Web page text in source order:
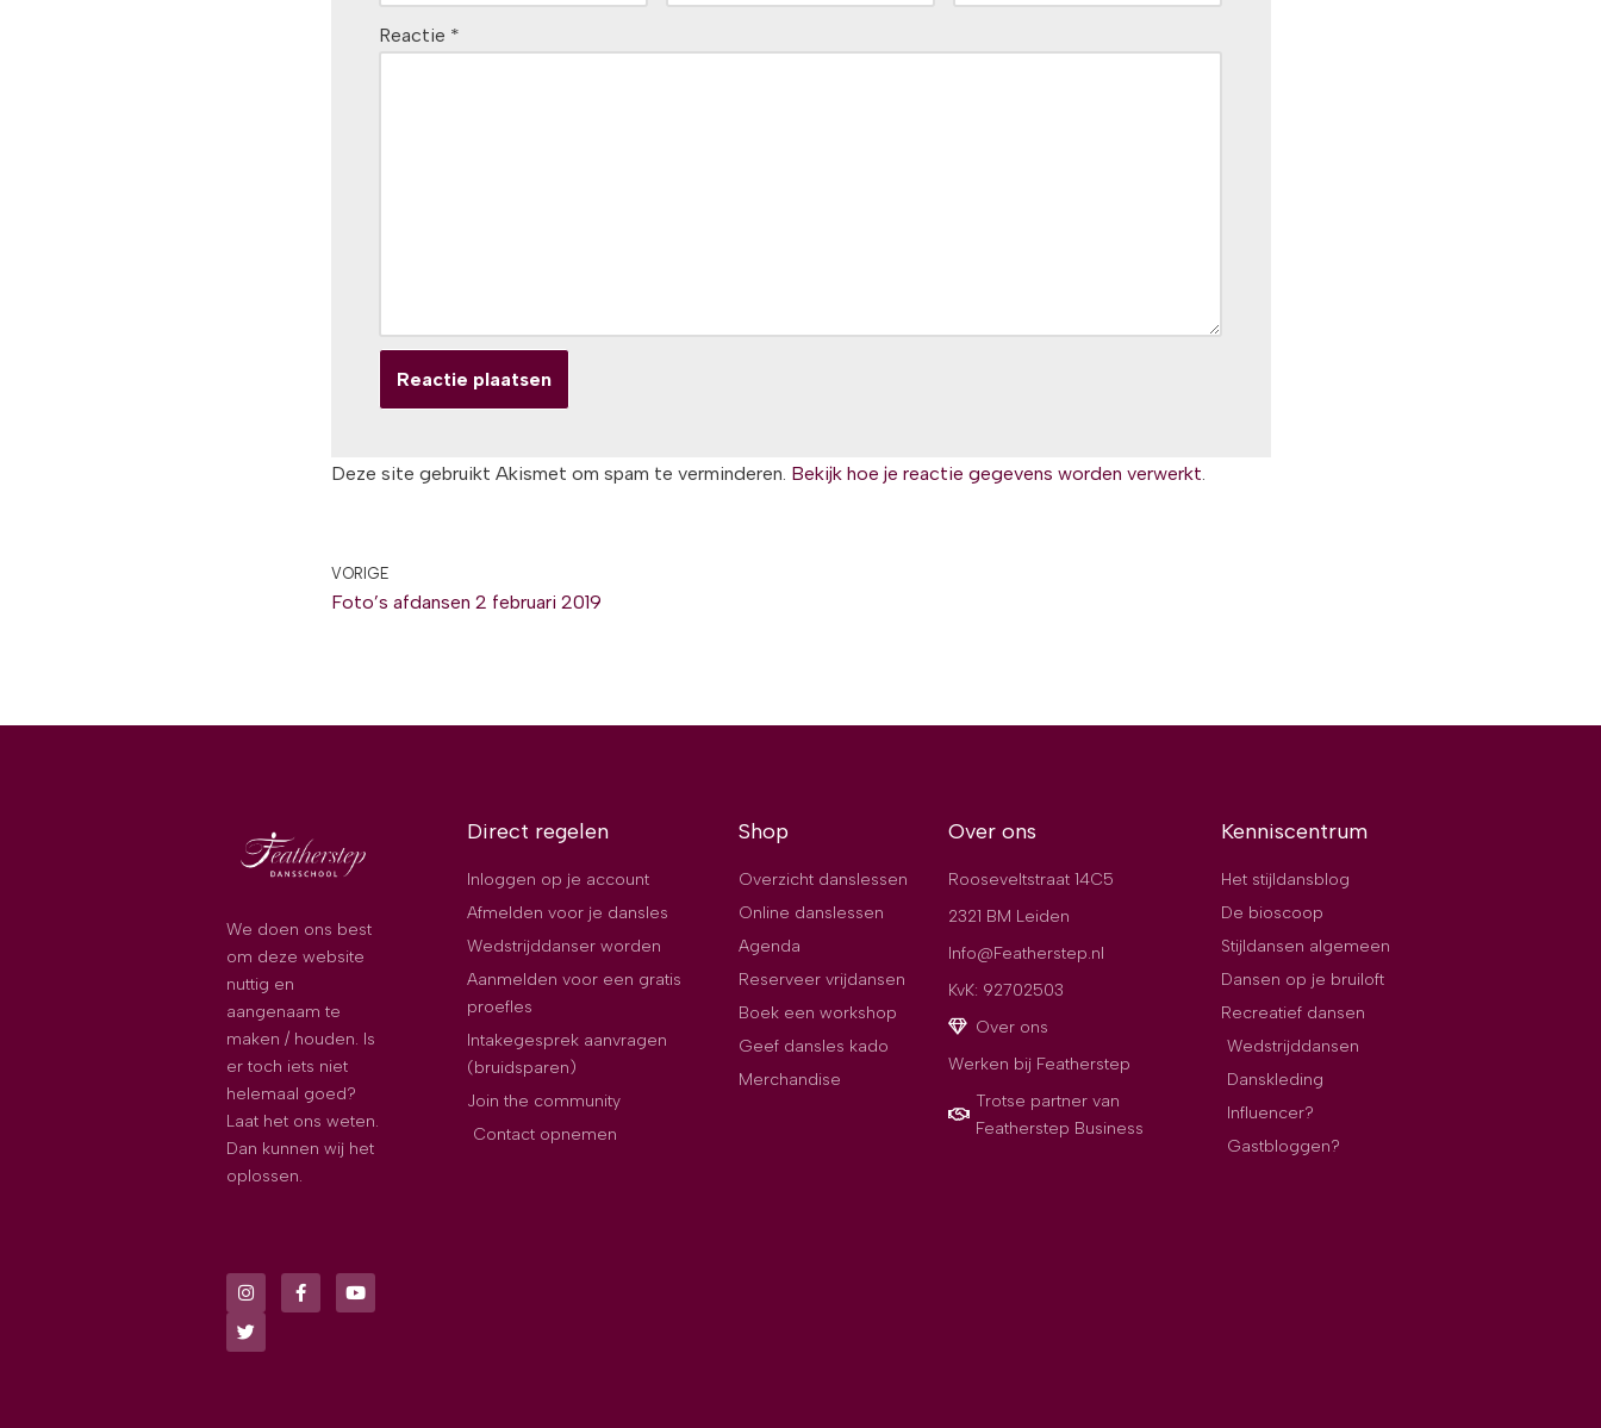
Reactie *
Deze site gebruikt Akismet om spam te verminderen. Bekijk hoe je reactie gegevens worden verwerkt.
VORIGE
Foto’s afdansen 2 februari 2019
We doen ons best
om deze website
nuttig en
aangenaam te
maken / houden. Is
er toch iets niet
helemaal goed?
Laat het ons weten.
Dan kunnen wij het
oplossen.
Direct regelen
Inloggen op je account
Afmelden voor je dansles
Wedstrijddanser worden
Aanmelden voor een gratis
proefles
Intakegesprek aanvragen
(bruidsparen)
Join the community
Contact opnemen
Shop
Overzicht danslessen
Online danslessen
Agenda
Reserveer vrijdansen
Boek een workshop
Geef dansles kado
Merchandise
Over ons
Rooseveltstraat 14C5
2321 BM Leiden
Info@Featherstep.nl
KvK: 92702503
Over ons
Werken bij Featherstep
Trotse partner van
Featherstep Business
Kenniscentrum
Het stijldansblog
De bioscoop
Stijldansen algemeen
Dansen op je bruiloft
Recreatief dansen
Wedstrijddansen
Danskleding
Influencer?
Gastbloggen?